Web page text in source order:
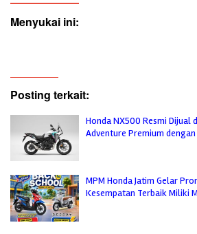
Menyukai ini:
Posting terkait:
Honda NX500 Resmi Dijual
Adventure Premium dengan
MPM Honda Jatim Gelar
Kesempatan Terbaik Miliki